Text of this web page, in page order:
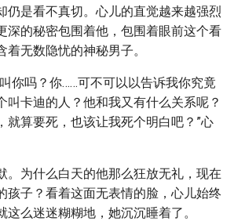
仍是看不真切。心儿的直觉越来越强烈
深的秘密包围着他，包围着眼前这个看
无数隐忧的神秘男子。
你吗？你……可不可以以告诉我你究竟
叫卡迪的人？他和我又有什么关系呢？
就算要死，也该让我死个明白吧？”心
。为什么白天的他那么狂放无礼，现在
孩子？看着这面无表情的脸，心儿始终
这么迷迷糊糊地，她沉沉睡着了。